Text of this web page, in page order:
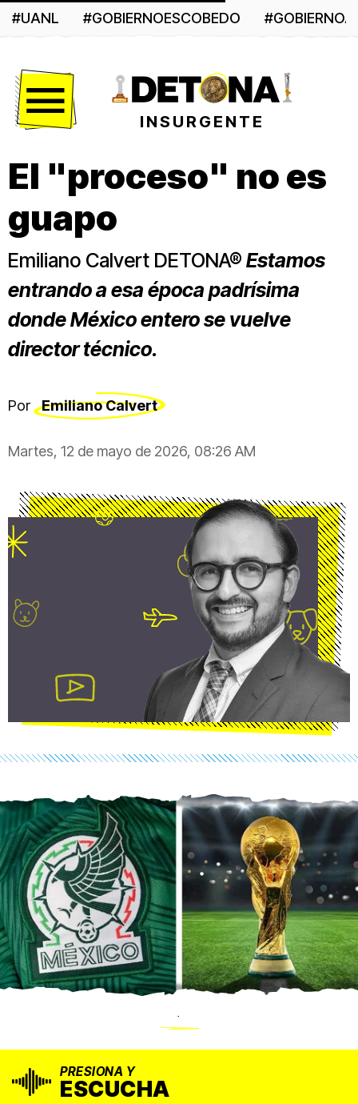
#UANL #GOBIERNOESCOBEDO
INSURGENTE
El "proceso" no es
guapo
Emiliano Calvert DETONA® Estamos
entrando a esa época padrísima
donde México entero se vuelve
director técnico.
Por Emiliano Calvert
Martes, 12 de mayo de 2026, 08:26 AM
.
PRESIONA Y
ESCUCHA